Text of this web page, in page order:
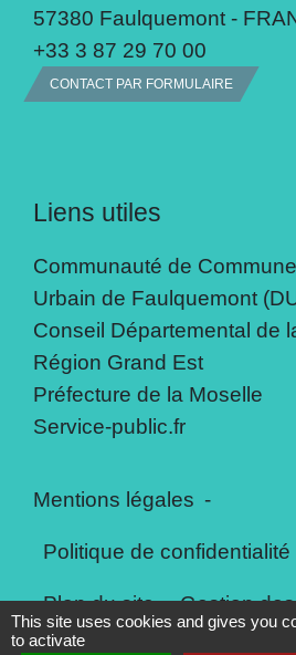
57380 Faulquemont -
+33 3 87 29 70 00
CONTACT PAR FORMULAIRE
Liens utiles
Communauté de
Urbain de Faulquemont
Conseil Départemental de
Région Grand Est
Préfecture de la Moselle
Service-public.fr
Mentions légales -
Politique de confidentialité
Plan du site - Gestion
This site uses cookies and gives you
to activate